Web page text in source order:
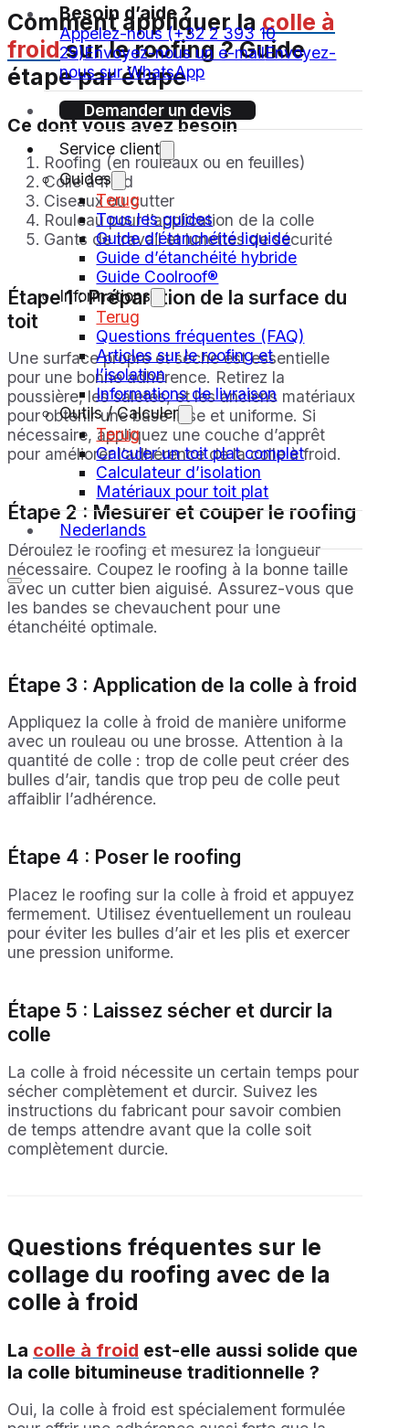
Besoin d’aide ?
Appelez-nous (+32 2 393 10
29)Envoyez-nous un e-mailEnvoyez-
nous sur WhatsApp
Demander un devis
Service client
Guides
Terug
Tous les guides
Guide d’étanchéité liquide
Guide d’étanchéité hybride
Guide Coolroof®
Informations
Terug
Questions fréquentes (FAQ)
Articles sur le roofing et
l’isolation
Informations de livraison
Outils / Calculer
Terug
Calculer un toit plat complet
Calculateur d’isolation
Matériaux pour toit plat
Nederlands
Comment appliquer lacolle à
froidsur le roofing ? Guide
étape par étape
Ce dont vous avez besoin
Roofing (en rouleaux ou en feuilles)
Colle à froid
Ciseaux ou cutter
Rouleau pour l’application de la colle
Gants de travail et lunettes de sécurité
Étape 1 : Préparation de la surface du
toit
Une surface propre et sèche est essentielle
pour une bonne adhérence. Retirez la
poussière, les saletés, et les anciens matériaux
pour obtenir une base lisse et uniforme. Si
nécessaire, appliquez une couche d’apprêt
pour améliorer l’adhérence de la colle à froid.
Étape 2 : Mesurer et couper le roofing
Déroulez le roofing et mesurez la longueur
nécessaire. Coupez le roofing à la bonne taille
avec un cutter bien aiguisé. Assurez-vous que
les bandes se chevauchent pour une
étanchéité optimale.
Étape 3 : Application de la colle à froid
Appliquez la colle à froid de manière uniforme
avec un rouleau ou une brosse. Attention à la
quantité de colle : trop de colle peut créer des
bulles d’air, tandis que trop peu de colle peut
affaiblir l’adhérence.
Étape 4 : Poser le roofing
Placez le roofing sur la colle à froid et appuyez
fermement. Utilisez éventuellement un rouleau
pour éviter les bulles d’air et les plis et exercer
une pression uniforme.
Étape 5 : Laissez sécher et durcir la
colle
La colle à froid nécessite un certain temps pour
sécher complètement et durcir. Suivez les
instructions du fabricant pour savoir combien
de temps attendre avant que la colle soit
complètement durcie.
Questions fréquentes sur le
collage du roofing avec de la
colle à froid
La colle à froid est-elle aussi solide que
la colle bitumineuse traditionnelle ?
Oui, la colle à froid est spécialement formulée